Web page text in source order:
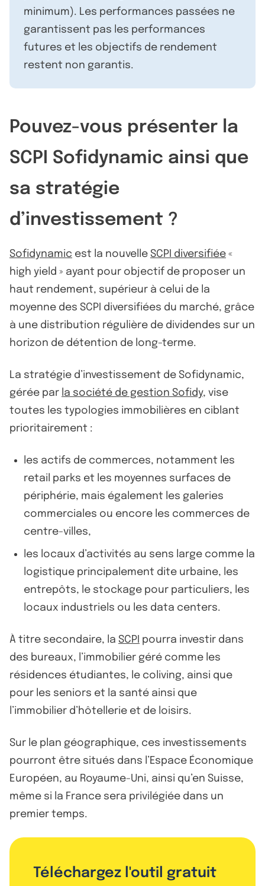
minimum). Les performances passées ne
garantissent pas les performances
futures et les objectifs de rendement
restent non garantis.
Pouvez-vous présenter la
SCPI Sofidynamic ainsi que
sa stratégie
d’investissement ?
Sofidynamic est la nouvelle SCPI diversifiée «
high yield » ayant pour objectif de proposer un
haut rendement, supérieur à celui de la
moyenne des SCPI diversifiées du marché, grâce
à une distribution régulière de dividendes sur un
horizon de détention de long-terme.
La stratégie d’investissement de Sofidynamic,
gérée par la société de gestion Sofidy, vise
toutes les typologies immobilières en ciblant
prioritairement :
les actifs de commerces, notamment les
retail parks et les moyennes surfaces de
périphérie, mais également les galeries
commerciales ou encore les commerces de
centre-villes,
les locaux d’activités au sens large comme la
logistique principalement dite urbaine, les
entrepôts, le stockage pour particuliers, les
locaux industriels ou les data centers.
À titre secondaire, la SCPI pourra investir dans
des bureaux, l’immobilier géré comme les
résidences étudiantes, le coliving, ainsi que
pour les seniors et la santé ainsi que
l’immobilier d’hôtellerie et de loisirs.
Sur le plan géographique, ces investissements
pourront être situés dans l’Espace Économique
Européen, au Royaume-Uni, ainsi qu’en Suisse,
même si la France sera privilégiée dans un
premier temps.
Téléchargez l'outil gratuit